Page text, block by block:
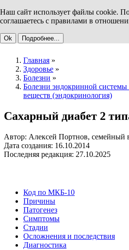
Наш сайт использует файлы cookie.
соглашаетесь с правилами в
Ok Подробнее...
Главная »
Здоровье »
Болезни »
Болезни эндокринной
веществ (эндокринология)
Сахарный диабет 2
Автор: Алексей Портнов, семейный
Дата создания: 16.10.2014
Последняя редакция: 27.10.2025
Код по МКБ-10
Причины
Патогенез
Симптомы
Стадии
Осложнения и последствия
Диагностика